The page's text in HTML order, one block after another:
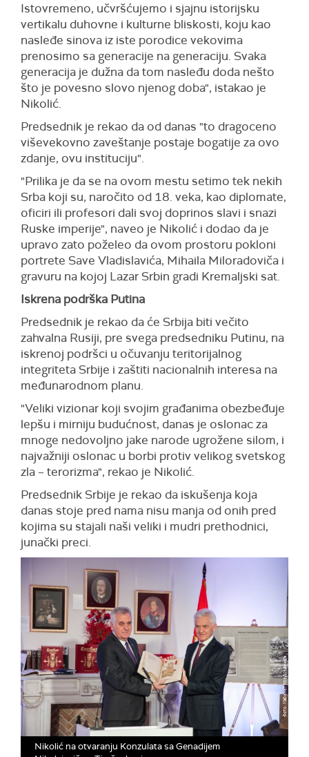
Istovremeno, učvršćujemo i sjajnu istorijsku
vertikalu duhovne i kulturne bliskosti, koju kao
nasleđe sinova iz iste porodice vekovima
prenosimo sa generacije na generaciju. Svaka
generacija je dužna da tom nasleđu doda nešto
što je povesno slovo njenog doba", istakao je
Nikolić.
Predsednik je rekao da od danas "to dragoceno
viševekovno zaveštanje postaje bogatije za ovo
zdanje, ovu instituciju".
"Prilika je da se na ovom mestu setimo tek nekih
Srba koji su, naročito od 18. veka, kao diplomate,
oficiri ili profesori dali svoj doprinos slavi i snazi
Ruske imperije", naveo je Nikolić i dodao da je
upravo zato poželeo da ovom prostoru pokloni
portrete Save Vladislavića, Mihaila Miloradoviča i
gravuru na kojoj Lazar Srbin gradi Kremaljski sat.
Iskrena podrška Putina
Predsednik je rekao da će Srbija biti večito
zahvalna Rusiji, pre svega predsedniku Putinu, na
iskrenoj podršci u očuvanju teritorijalnog
integriteta Srbije i zaštiti nacionalnih interesa na
međunarodnom planu.
"Veliki vizionar koji svojim građanima obezbeđuje
lepšu i mirniju budućnost, danas je oslonac za
mnoge nedovoljno jake narode ugrožene silom, i
najvažniji oslonac u borbi protiv velikog svetskog
zla – terorizma", rekao je Nikolić.
Predsednik Srbije je rekao da iskušenja koja
danas stoje pred nama nisu manja od onih pred
kojima su stajali naši veliki i mudri prethodnici,
junački preci.
Nikolić na otvaranju Konzulata sa Genadijem